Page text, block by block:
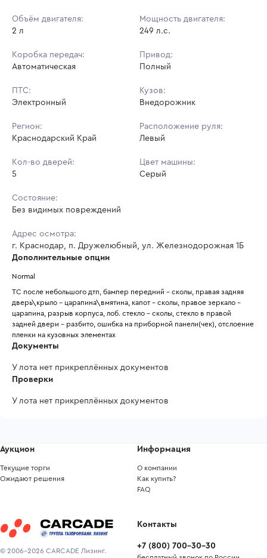
Объём двигателя:
2 л
Мощность двигателя:
249 л.с.
Коробка передач:
Автоматическая
Привод:
Полный
ПТС:
Электронный
Кузов:
Внедорожник
Регион:
Краснодарский Край
Расположение руля:
Левый
Кол-во дверей:
5
Цвет машины:
Серый
Состояние:
Без видимых повреждений
Адрес осмотра:
г. Краснодар, п. Дружелюбный, ул. Железнодорожная 1Б
Дополнительные опции
Normal
ТС после небольшого дтп, бампер передний - сколы, правая задняя
дверь\крыло - царапина\вмятина, капот - сколы, правое зеркало -
царапина, разрыв корпуса, лоб. стекло - сколы, стекло в правой
задней двери - разбито, ошибка на приборной панели(чек), отслоение
пленки на кузовных элементах
Документы
У лота нет прикреплённых документов
Проверки
У лота нет прикреплённых документов
© 2006-2026 CARCADE Лизинг.
Аукцион
Текущие торги
Ожидают решения
Информация
О компании
Как купить?
FAQ
Контакты
+7 (800) 700-30-30